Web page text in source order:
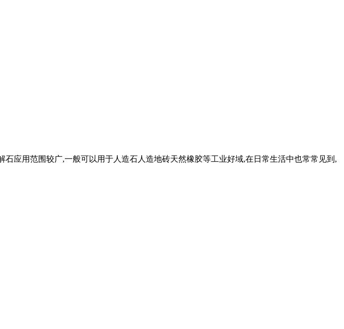
应用范围较广,一般可以用于人造石人造地砖天然橡胶等工业好域,在日常生活中也常常见到,